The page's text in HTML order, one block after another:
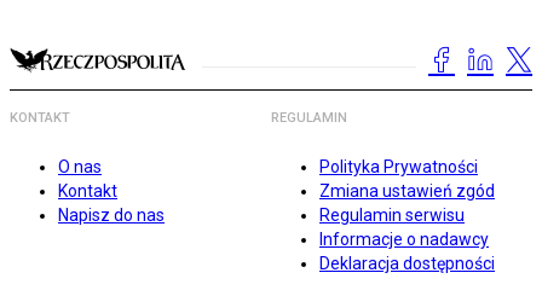
KONTAKT
O nas
Kontakt
Napisz do nas
REGULAMIN
Polityka Prywatności
Zmiana ustawień zgód
Regulamin serwisu
Informacje o nadawcy
Deklaracja dostępności